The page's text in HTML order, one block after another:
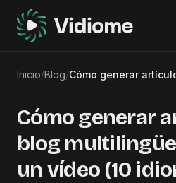
Inicio/Blog/
Cómo generar
blog
un vídeo (10